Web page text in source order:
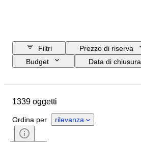
Filtri
Prezzo di riserva
Budget
Data di chiusura
Materiale
Accessori
Soggetto
1339 oggetti
Ordina per rilevanza